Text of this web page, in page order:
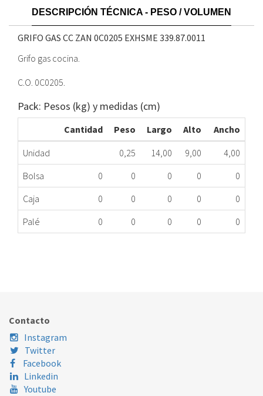
DESCRIPCIÓN TÉCNICA - PESO / VOLUMEN
GRIFO GAS CC ZAN 0C0205 EXHSME 339.87.0011
Grifo gas cocina.
C.O. 0C0205.
Pack: Pesos (kg) y medidas (cm)
Cantidad Peso Largo Alto
Ancho
Unidad
0,25 14,00 9,00
4,00
Bolsa
0 0 0 0
0
Caja
0 0 0 0
0
Palé
0 0 0 0 0
Contacto
Instagram
Twitter
Facebook
Linkedin
Youtube